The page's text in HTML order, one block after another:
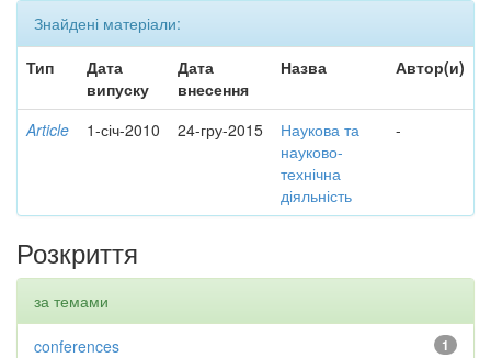
Знайдені матеріали:
Тип
Дата
випуску
Дата
внесення
Назва Автор(и)
Article 1-січ-2010 24-гру-2015
Наукова та
науково-
технічна
діяльність
-
Розкриття
за темами
1
conferences